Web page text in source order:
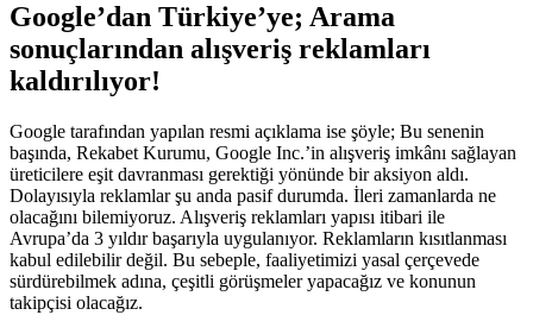
Google’dan Türkiye’ye; Arama
sonuçlarından alışveriş reklamları
kaldırılıyor!
Google tarafından yapılan resmi açıklama ise şöyle; Bu senenin
başında, Rekabet Kurumu, Google Inc.’in alışveriş imkânı sağlayan
üreticilere eşit davranması gerektiği yönünde bir aksiyon aldı.
Dolayısıyla reklamlar şu anda pasif durumda. İleri zamanlarda ne
olacağını bilemiyoruz. Alışveriş reklamları yapısı itibari ile
Avrupa’da 3 yıldır başarıyla uygulanıyor. Reklamların kısıtlanması
kabul edilebilir değil. Bu sebeple, faaliyetimizi yasal çerçevede
sürdürebilmek adına, çeşitli görüşmeler yapacağız ve konunun
takipçisi olacağız.